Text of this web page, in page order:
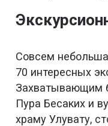
Совсем
70 интересных
Захватывающим
Пура Бесаких и
храму Улувату,